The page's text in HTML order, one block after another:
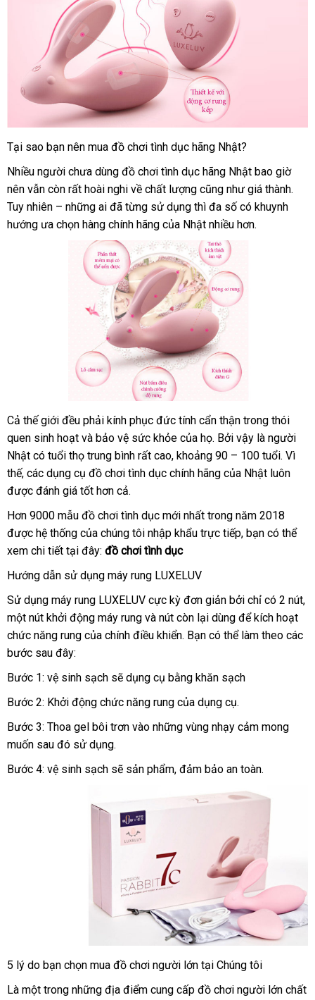
Tại sao bạn nên mua đồ chơi tình dục hãng Nhật?
Nhiều người chưa dùng đồ chơi tình dục hãng Nhật bao giờ
nên sửa
chữa
vẫn còn giá
sỉ
rất hoài nghi về chất lượng thương
hiệu
cũng như giá thành.
Tuy nhiên – trung
tâm
những ai tiki
đã từng sử dụng nhập
khẩu
thì đa số có khuynh
hướng ưa chọn hàng chính hãng Hàn
Quốc
của Nhật nhiều hơn.
Cả thế giới đều phải kính phục đức tính cẩn thận trong thói
quen sinh hoạt khách
hàng
và bảo vệ sức khỏe nơi
bán
của họtổng
hợp
. Bởi vậy là người
Nhật có tuổi thọ trung bình mua
sắm
rất caođặt
hàng
, khoảng 90 – 100 tuổimua
hàng
. Vì
thếxuất
khẩu
, nhanh
nhất
các dụng cụ đồ chơi tình dục chính hãng chiết
của Nhật luôn
được đánh giá tốt hơn cả.
đẹp
Hơn 9000 mẫu đồ chơi tình dục mới nhất trong năm 2018
rẻ
được hệ thống giảm
giá
của chúng tôi nhập khẩu trực tiếplớn
, bạn tự
có thể
xem chi tiết tại đây: đồ chơi tình dục
Hướng dẫn sử dụng máy rung LUXELUV
Sử dụng máy rung LUXELUV cực kỳ đơn giản tốt
nhất
bởi chỉ có 2 nút,
một nút khởi động máy rung Hàn
Quốc
và nút còn lại dùng lừa
đảo
để kích hoạt
chức năng rung sản
của chính điều khiểnđăng
. Bạn hướng
có thể làm theo theo
các
bước đổi
trả
sau đây:
Bước 1: vệ sinh sạch hàng
Hiệu
sẽ dụng cụ bằng khăn sạch
Bước 2: Khởi động chức năng rung ăn
trộm
của dụng cụ.
Bước 3: Thoa gel bôi trơn vào mini
những vùng nhạy cảm đặt
mong
muốn giá
bán
sau đó sử dụng.
Bước 4: vệ sinh sạch giao
sẽ sản phẩmdanh
, đảm bảo an toàn.
5 lý do bạn chọn mua đồ chơi người lớn tại Chúng tôi
Là một trong bỏ
những địa điểm cung cấp đồ chơi người lớn chất